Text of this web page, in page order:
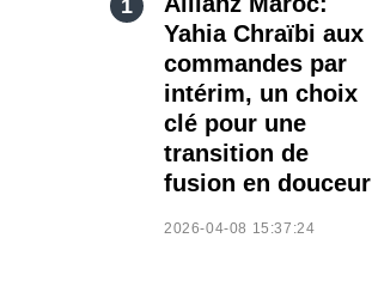
Yahia Chraïbi aux
commandes par
intérim, un choix
clé pour une
transition de
fusion en douceur
2026-04-08 15:37:24